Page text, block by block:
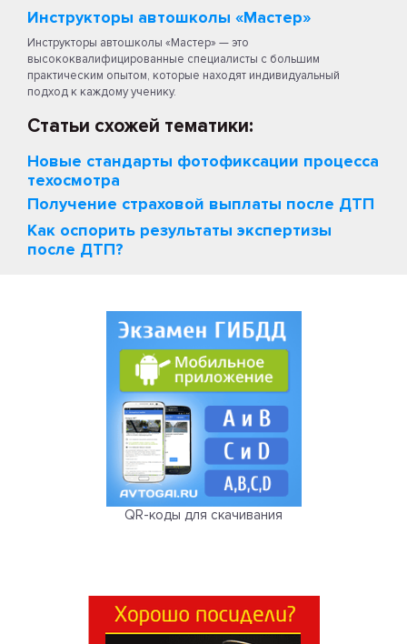
Инструкторы автошколы «Мастер»
Инструкторы автошколы «Мастер» — это
высококвалифицированные специалисты с большим
практическим опытом, которые находят индивидуальный
подход к каждому ученику.
Статьи схожей тематики:
Новые стандарты фотофиксации процесса
техосмотра
Получение страховой выплаты после ДТП
Как оспорить результаты экспертизы
после ДТП?
QR-коды для скачивания